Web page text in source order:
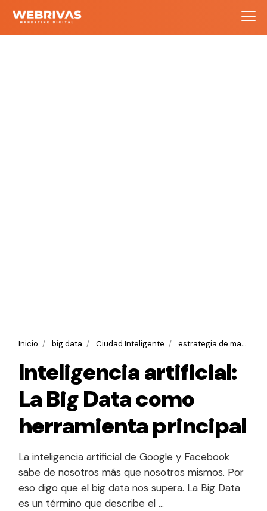
Inicio big data Ciudad Inteligente estrategia de marketing
Inteligencia artificial:
La Big Data como
herramienta principal
La inteligencia artificial de Google y Facebook
sabe de nosotros más que nosotros mismos. Por
eso digo que el big data nos supera. La Big Data
es un término que describe el …